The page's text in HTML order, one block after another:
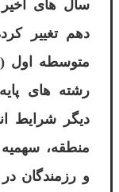
سال های
دهم تغییر
متوسطه اول
رشته های
دیگر شرایط
منطقه، سهمیه
و رزمندگان